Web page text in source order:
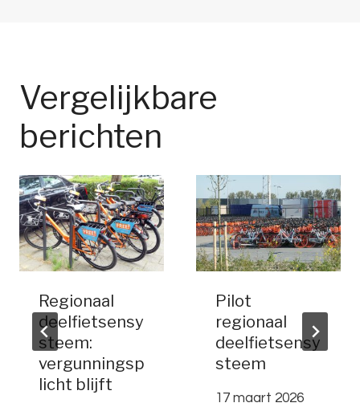
Vergelijkbare
berichten
Regionaal
deelfietsensy
steem:
vergunningsp
licht blijft
Pilot
regionaal
deelfietsensy
steem
17 maart 2026